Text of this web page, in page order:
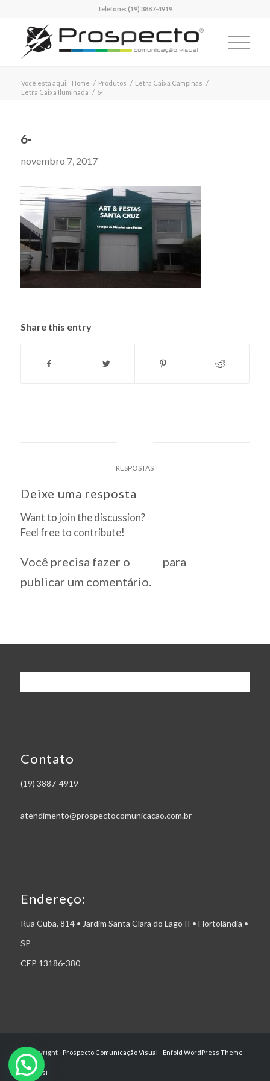
Telefone:(19) 3887-4919
Você está aqui: Home / Produtos / Letra Caixa Campinas /
Letra Caixa Iluminada / 6-
6-
novembro 7, 2017
Share this entry
RESPOSTAS
Deixe uma resposta
Want to join the discussion?
Feel free to contribute!
Você precisa fazer o
para
publicar um comentário.
Contato
(19) 3887-4919
atendimento@prospectocomunicacao.com.br
Endereço:
Rua Cuba, 814 • Jardim Santa Clara do Lago II • Hortolândia •
SP
CEP 13186-380
© Copyright - Prospecto Comunicação Visual - Enfold WordPress Theme
by Kriesi